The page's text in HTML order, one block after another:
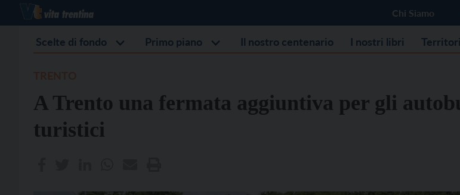
Chi Siamo
Scelte di fondo Primo piano Il nostro centenario I nostri libri Territori
A Trento una fermata aggiuntiva per gli
turistici